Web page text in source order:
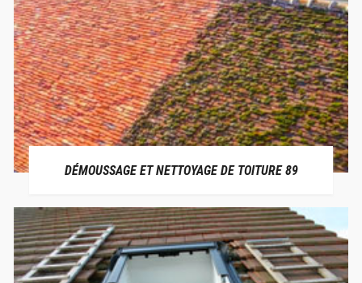
DÉMOUSSAGE ET NETTOYAGE DE TOITURE 89